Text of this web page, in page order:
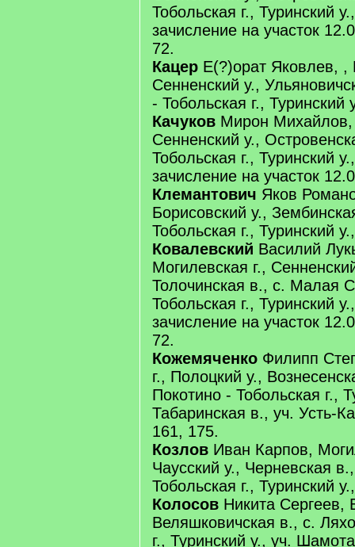
Тобольская г., Туринский
зачисление на участок
72.
Кацер Е(?)орат Яковлев, ,
Сенненский у.,
- Тобольская г., Туринский
Качуков Мирон Михайлов,
Сенненский у.,
Тобольская г., Туринский
зачисление на участок
Клемантович Яков
Борисовский у.,
Тобольская г., Туринский
Ковалевский Василий
Могилевская г.,
Толочинская в., с. Малая
Тобольская г., Туринский
зачисление на участок
72.
Кожемяченко Филипп
г., Полоцкий у.,
Покотино - Тобольская г.,
Табаринская в., уч. Усть-
161, 175.
Козлов Иван Карпов,
Чаусский у., Черневская
Тобольская г., Туринский
Колосов Никита Сергеев,
Веляшковичская в., с.
г., Туринский у., уч.